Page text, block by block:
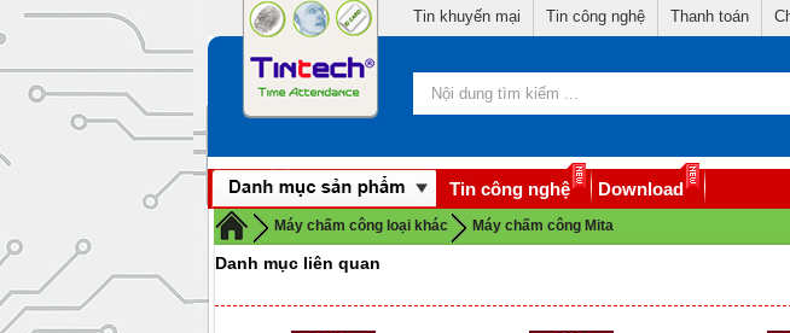
Tin khuyến mại Tin công nghệ Thanh toán
Tin công nghệ Download
Máy chấm công loại khác Máy chấm công Mita
Danh mục liên quan